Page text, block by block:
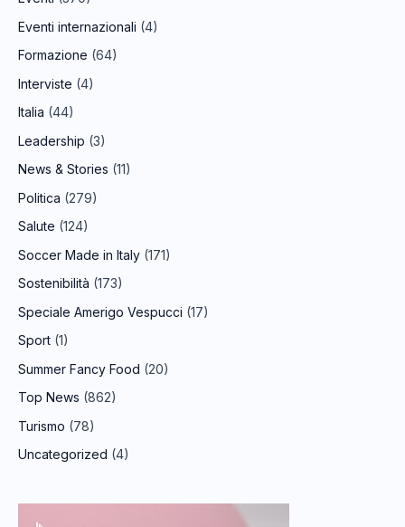
Eventi internazionali (4)
Formazione (64)
Interviste (4)
Italia (44)
Leadership (3)
News & Stories (11)
Politica (279)
Salute (124)
Soccer Made in Italy (171)
Sostenibilità (173)
Speciale Amerigo Vespucci (17)
Sport (1)
Summer Fancy Food (20)
Top News (862)
Turismo (78)
Uncategorized (4)